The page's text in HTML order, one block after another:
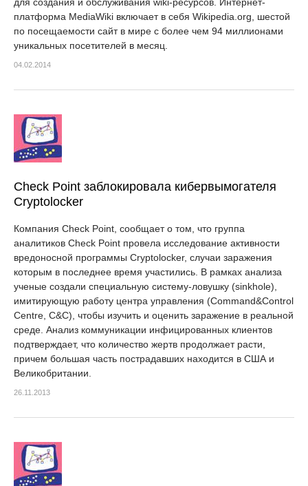
платформа MediaWiki включает в себя Wikipedia.org, шестой
по посещаемости сайт в мире с более чем 94 миллионами
уникальных посетителей в месяц.
04.02.2014
Check Point заблокировала кибервымогателя
Cryptolocker
Компания Check Point, сообщает о том, что группа
аналитиков Check Point провела исследование активности
вредоносной программы Cryptolocker, случаи заражения
которым в последнее время участились. В рамках анализа
ученые создали специальную систему-ловушку (sinkhole),
имитирующую работу центра управления (Command&Control
Centre, C&C), чтобы изучить и оценить заражение в реальной
среде. Анализ коммуникации инфицированных клиентов
подтверждает, что количество жертв продолжает расти,
причем большая часть пострадавших находится в США и
Великобритании.
26.11.2013